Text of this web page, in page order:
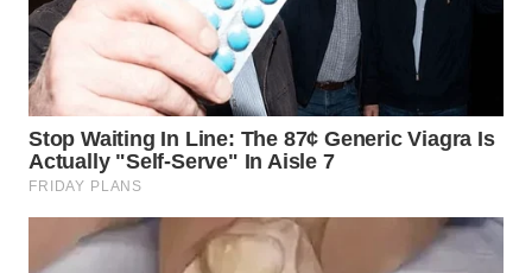
TANJUNG
LESUNG
WN
KARO
WN
SIMALUNGUN